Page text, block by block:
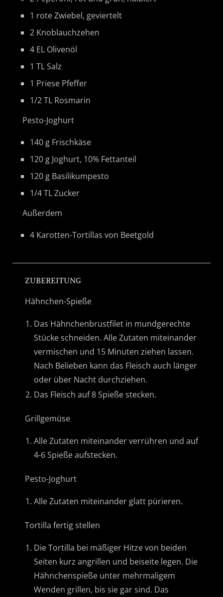
1 rote Zwiebel, geviertelt
2 Knoblauchzehen
4 EL Olivenöl
1 TL Salz
1 Priese Pfeffer
1/2 TL Rosmarin
Pesto-Joghurt
140 g Frischkäse
120 g Joghurt, 10% Fettanteil
120 g Basilikumpesto
1/4 TL Zucker
Außerdem
4 Karotten-Tortillas von Beetgold
ZUBEREITUNG
Hähnchen-Spieße
Das Hähnchenbrustfilet in mundgerechte
Stücke schneiden. Alle Zutaten miteinander
vermischen und 15 Minuten ziehen lassen.
Nach Belieben kann das Fleisch auch länger
oder über Nacht durchziehen.
Das Fleisch auf 8 Spieße stecken.
Grillgemüse
Alle Zutaten miteinander verrühren und auf
4-6 Spieße aufstecken.
Pesto-Joghurt
Alle Zutaten miteinander glatt pürieren.
Tortilla fertig stellen
Die Tortilla bei mäßiger Hitze von beiden
Seiten kurz angrillen und beiseite legen. Die
Hähnchenspieße unter mehrmaligem
Wenden grillen, bis sie gar sind. Das